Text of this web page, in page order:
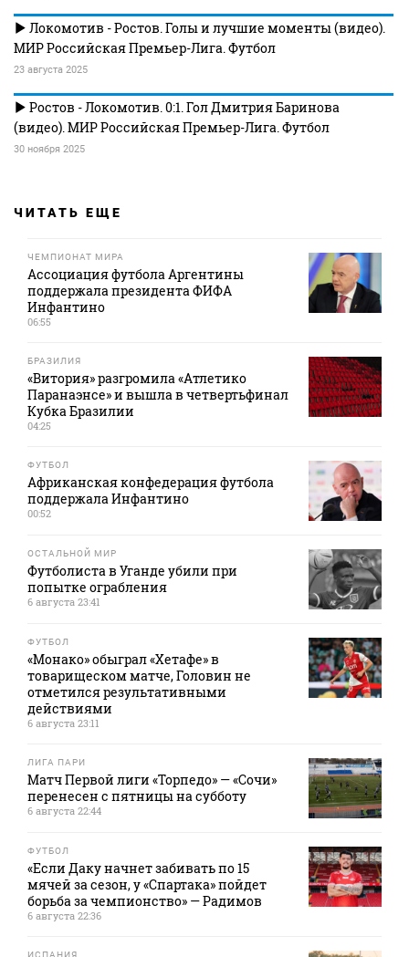
Локомотив - Ростов. Голы и лучшие моменты (видео).
МИР Российская Премьер-Лига. Футбол
23 августа 2025
Ростов - Локомотив. 0:1. Гол Дмитрия Баринова
(видео). МИР Российская Премьер-Лига. Футбол
30 ноября 2025
ЧИТАТЬ ЕЩЕ
ЧЕМПИОНАТ МИРА
Ассоциация футбола Аргентины
поддержала президента ФИФА
Инфантино
06:55
БРАЗИЛИЯ
«Витория» разгромила «Атлетико
Паранаэнсе» и вышла в четвертьфинал
Кубка Бразилии
04:25
ФУТБОЛ
Африканская конфедерация футбола
поддержала Инфантино
00:52
ОСТАЛЬНОЙ МИР
Футболиста в Уганде убили при
попытке ограбления
6 августа 23:41
ФУТБОЛ
«Монако» обыграл «Хетафе» в
товарищеском матче, Головин не
отметился результативными
действиями
6 августа 23:11
ЛИГА ПАРИ
Матч Первой лиги «Торпедо» — «Сочи»
перенесен с пятницы на субботу
6 августа 22:44
ФУТБОЛ
«Если Даку начнет забивать по 15
мячей за сезон, у «Спартака» пойдет
борьба за чемпионство» — Радимов
6 августа 22:36
ИСПАНИЯ